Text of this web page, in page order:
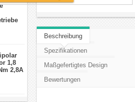
1,8
2,8A
Beschreibung
Spezifikationen
Maßgefertigtes Design
Bewertungen